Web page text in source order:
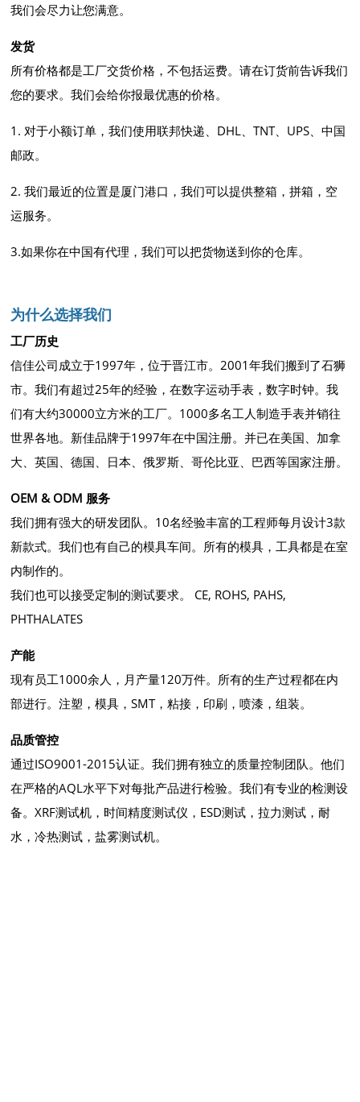
我们会尽力让您满意。
发货
所有价格都是工厂交货价格，不包括运费。请在订货前告诉我们
您的要求。我们会给你报最优惠的价格。
1. 对于小额订单，我们使用联邦快递、DHL、TNT、UPS、中国
邮政。
2. 我们最近的位置是厦门港口，我们可以提供整箱，拼箱，空
运服务。
3.如果你在中国有代理，我们可以把货物送到你的仓库。
为什么选择我们
工厂历史
信佳公司成立于1997年，位于晋江市。2001年我们搬到了石狮
市。我们有超过25年的经验，在数字运动手表，数字时钟。我
们有大约30000立方米的工厂。1000多名工人制造手表并销往
世界各地。新佳品牌于1997年在中国注册。并已在美国、加拿
大、英国、德国、日本、俄罗斯、哥伦比亚、巴西等国家注册。
OEM & ODM 服务
我们拥有强大的研发团队。10名经验丰富的工程师每月设计3款
新款式。我们也有自己的模具车间。所有的模具，工具都是在室
内制作的。
我们也可以接受定制的测试要求。 CE, ROHS, PAHS,
PHTHALATES
产能
现有员工1000余人，月产量120万件。所有的生产过程都在内
部进行。注塑，模具，SMT，粘接，印刷，喷漆，组装。
品质管控
通过ISO9001-2015认证。我们拥有独立的质量控制团队。他们
在严格的AQL水平下对每批产品进行检验。我们有专业的检测设
备。XRF测试机，时间精度测试仪，ESD测试，拉力测试，耐
水，冷热测试，盐雾测试机。